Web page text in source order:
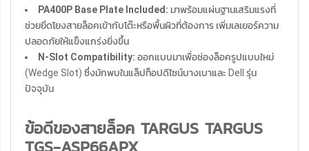
PA400P Base Plate Included: มาพร้อมแผ่นฐานเสริมแรงที่
ช่วยยึดโยงสายล็อคเข้ากับโต๊ะหรือพื้นผิวที่ต้องการ เพิ่มเลเยอร์ความ
ปลอดภัยให้แข็งแกร่งยิ่งขึ้น
N-Slot Compatibility: ออกแบบมาเพื่อช่องล็อครูปแบบใหม่
(Wedge Slot) ซึ่งมักพบในแล็ปท็อปดีไซน์บางเบาและ Dell รุ่น
ปัจจุบัน
ข้อดีของสายล็อค TARGUS TARGUS